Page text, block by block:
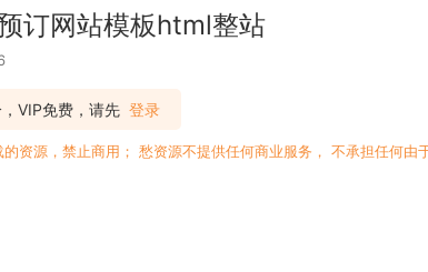
订网站模板html整站
VIP免费，请先 登录
资源，禁止商用； 愁资源不提供任何商业服务， 不承担任何由